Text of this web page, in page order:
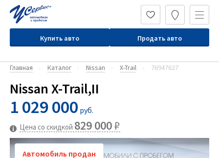
Купить авто Продать авто
Главная Каталог Nissan X-Trail 76947627
Nissan X-Trail,II
1 029 000 руб.
Цена со скидкой 829 000₽